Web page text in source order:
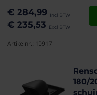
€ 284,99
€ 235,53
Artikelnr.: 10917
180/